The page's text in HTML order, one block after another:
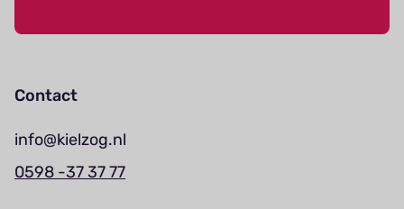
Contact
info@kielzog.nl
0598 -37 37 77